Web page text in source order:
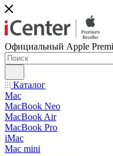
Официальный Apple
Каталог
Mac
MacBook Neo
MacBook Air
MacBook Pro
iMac
Mac mini